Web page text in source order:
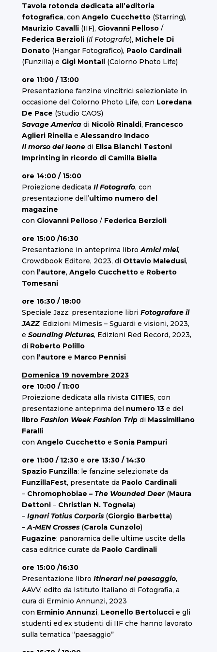
Tavola rotonda dedicata all’editoria
fotografica, con Angelo Cucchetto (Starring),
Maurizio Cavalli (IIF), Giovanni Pelloso/
Federica Berzioli (Il Fotografo), Michele Di
Donato (Hangar Fotografico), Paolo Cardinali
(Funzilla) e Gigi Montali (Colorno Photo Life)
ore 11:00 / 13:00
Presentazione fanzine vincitrici selezioniate in
occasione del Colorno Photo Life, con Loredana
De Pace (Studio CAOS)
Savage Americadi Nicolò Rinaldi, Francesco
Aglieri Rinellae Alessandro Indaco
Il morso del leonedi Elisa Bianchi Testoni
Imprinting in ricordo di Camilla Biella
ore 14:00 / 15:00
Proiezione dedicata Il Fotografo, con
presentazione dell’ultimo numero del
magazine
con Giovanni Pelloso /Federica Berzioli
ore 15:00 /16:30
Presentazione in anteprima libro Amici miei,
Crowdbook Editore, 2023, di Ottavio Maledusi,
con l’autore, Angelo Cucchetto e Roberto
Tomesani
ore 16:30 / 18:00
Speciale Jazz: presentazione libri Fotografare il
JAZZ, Edizioni Mimesis – Sguardi e visioni, 2023,
e Sounding Pictures, Edizioni Red Record, 2023,
di Roberto Polillo
con l’autore e Marco Pennisi
Domenica 19 novembre 2023
ore 10:00 / 11:00
Proiezione dedicata alla rivista CITIES, con
presentazione anteprima del numero 13 e del
libro Fashion Week Fashion Tripdi Massimiliano
Faralli
con Angelo Cucchetto e Sonia Pampuri
ore 11:00 / 12:30 e ore 13:30 / 14:30
Spazio Funzilla: le fanzine selezionate da
FunzillaFest, presentate da Paolo Cardinali
– Chromophobiae – The Wounded Deer(Maura
Dettoni–Christian N. Tognela)
– Ignari Totius Corporis(Giorgio Barbetta)
–A-MEN Crosses(Carola Cunzolo)
Fugazine: panoramica delle ultime uscite della
casa editrice curate da Paolo Cardinali
ore 15:00 /16:30
Presentazione libro Itinerari nel paesaggio,
AAVV, edito da Istituto Italiano di Fotografia, a
cura di Erminio Annunzi, 2023
con Erminio Annunzi, Leonello Bertoluccie gli
studenti ed ex studenti di IIF che hanno lavorato
sulla tematica “paesaggio”